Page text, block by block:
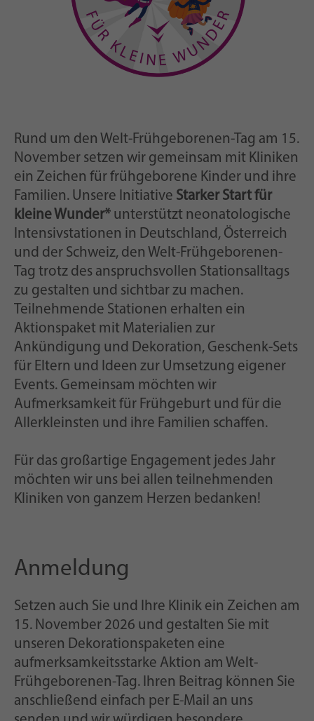
Rund um den Welt-Frühgeborenen-Tag am 15.
November setzen wir gemeinsam mit Kliniken
ein Zeichen für frühgeborene Kinder und ihre
Familien. Unsere Initiative Starker Start für
kleine Wunder* unterstützt neonatologische
Intensivstationen in Deutschland, Österreich
und der Schweiz, den Welt-Frühgeborenen-
Tag trotz des anspruchsvollen Stationsalltags
zu gestalten und sichtbar zu machen.
Teilnehmende Stationen erhalten ein
Aktionspaket mit Materialien zur
Ankündigung und Dekoration, Geschenk-Sets
für Eltern und Ideen zur Umsetzung eigener
Events. Gemeinsam möchten wir
Aufmerksamkeit für Frühgeburt und für die
Allerkleinsten und ihre Familien schaffen.
Für das großartige Engagement jedes Jahr
möchten wir uns bei allen teilnehmenden
Kliniken von ganzem Herzen bedanken!
Anmeldung
Setzen auch Sie und Ihre Klinik ein Zeichen am
15. November 2026 und gestalten Sie mit
unseren Dekorationspaketen eine
aufmerksamkeitsstarke Aktion am Welt-
Frühgeborenen-Tag. Ihren Beitrag können Sie
anschließend einfach per E-Mail an uns
notamment un identifiant généré
aléatoirement pour l'enregistrement
historique de vos paramètres, si
l'exploitant du site web l'a configuré.